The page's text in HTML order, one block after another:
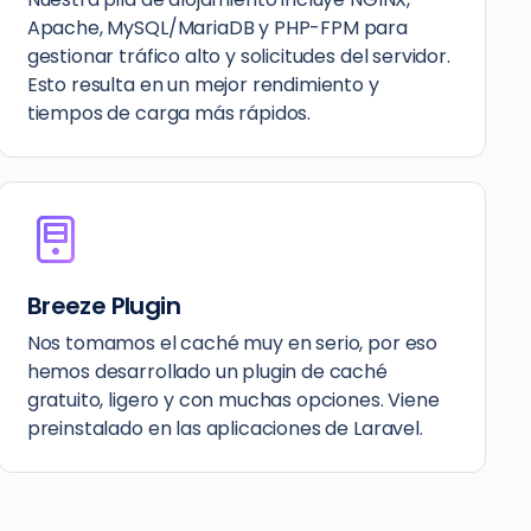
Apache, MySQL/MariaDB y PHP-FPM para
gestionar tráfico alto y solicitudes del servidor.
Esto resulta en un mejor rendimiento y
tiempos de carga más rápidos.
Breeze Plugin
Nos tomamos el caché muy en serio, por eso
hemos desarrollado un plugin de caché
gratuito, ligero y con muchas opciones. Viene
preinstalado en las aplicaciones de Laravel.